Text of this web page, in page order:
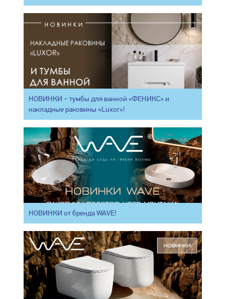
НОВИНКИ – тумбы для ванной «ФЕНИКС» и
накладные раковины «Luxor»!
НОВИНКИ от бренда WAVE!